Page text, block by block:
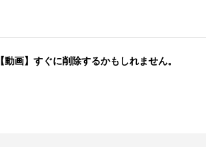
【動画】すぐに削除するかもしれません。